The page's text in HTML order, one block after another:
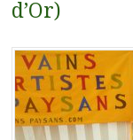
d’Or)